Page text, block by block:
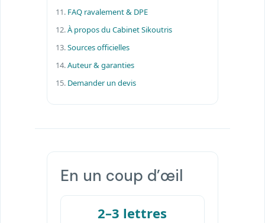
FAQ ravalement & DPE
À propos du Cabinet Sikoutris
Sources officielles
Auteur & garanties
Demander un devis
En un coup d’œil
2–3 lettres